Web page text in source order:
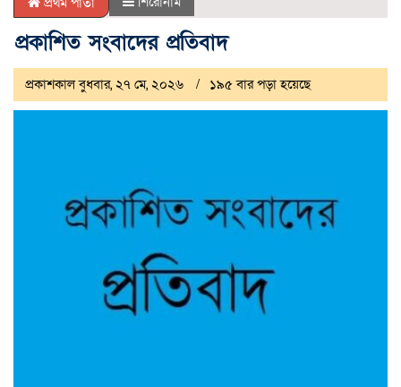
প্রকাশিত সংবাদের প্রতিবাদ
প্রকাশকাল বুধবার, ২৭ মে, ২০২৬ ১৯৫ বার পড়া হয়েছে